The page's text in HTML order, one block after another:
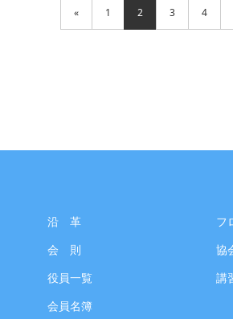
« 1 2 3 4
沿 革
会 則
役員一覧
会員名簿
フ
協
講